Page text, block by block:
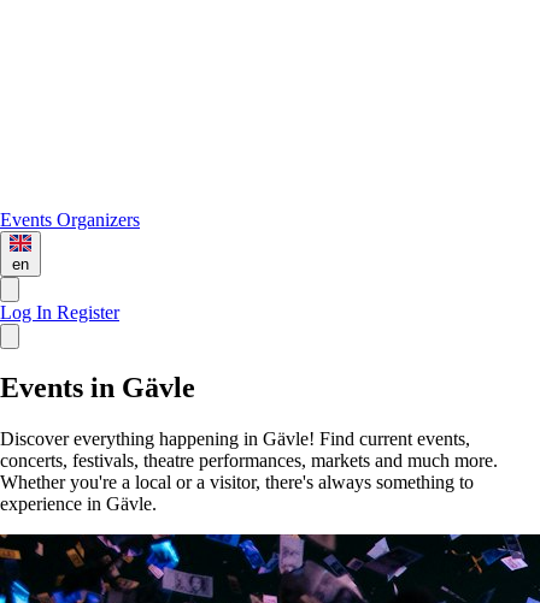
Events Organizers
en
Log In Register
Events in Gävle
Discover everything happening in Gävle! Find current events,
concerts, festivals, theatre performances, markets and much more.
Whether you're a local or a visitor, there's always something to
experience in Gävle.